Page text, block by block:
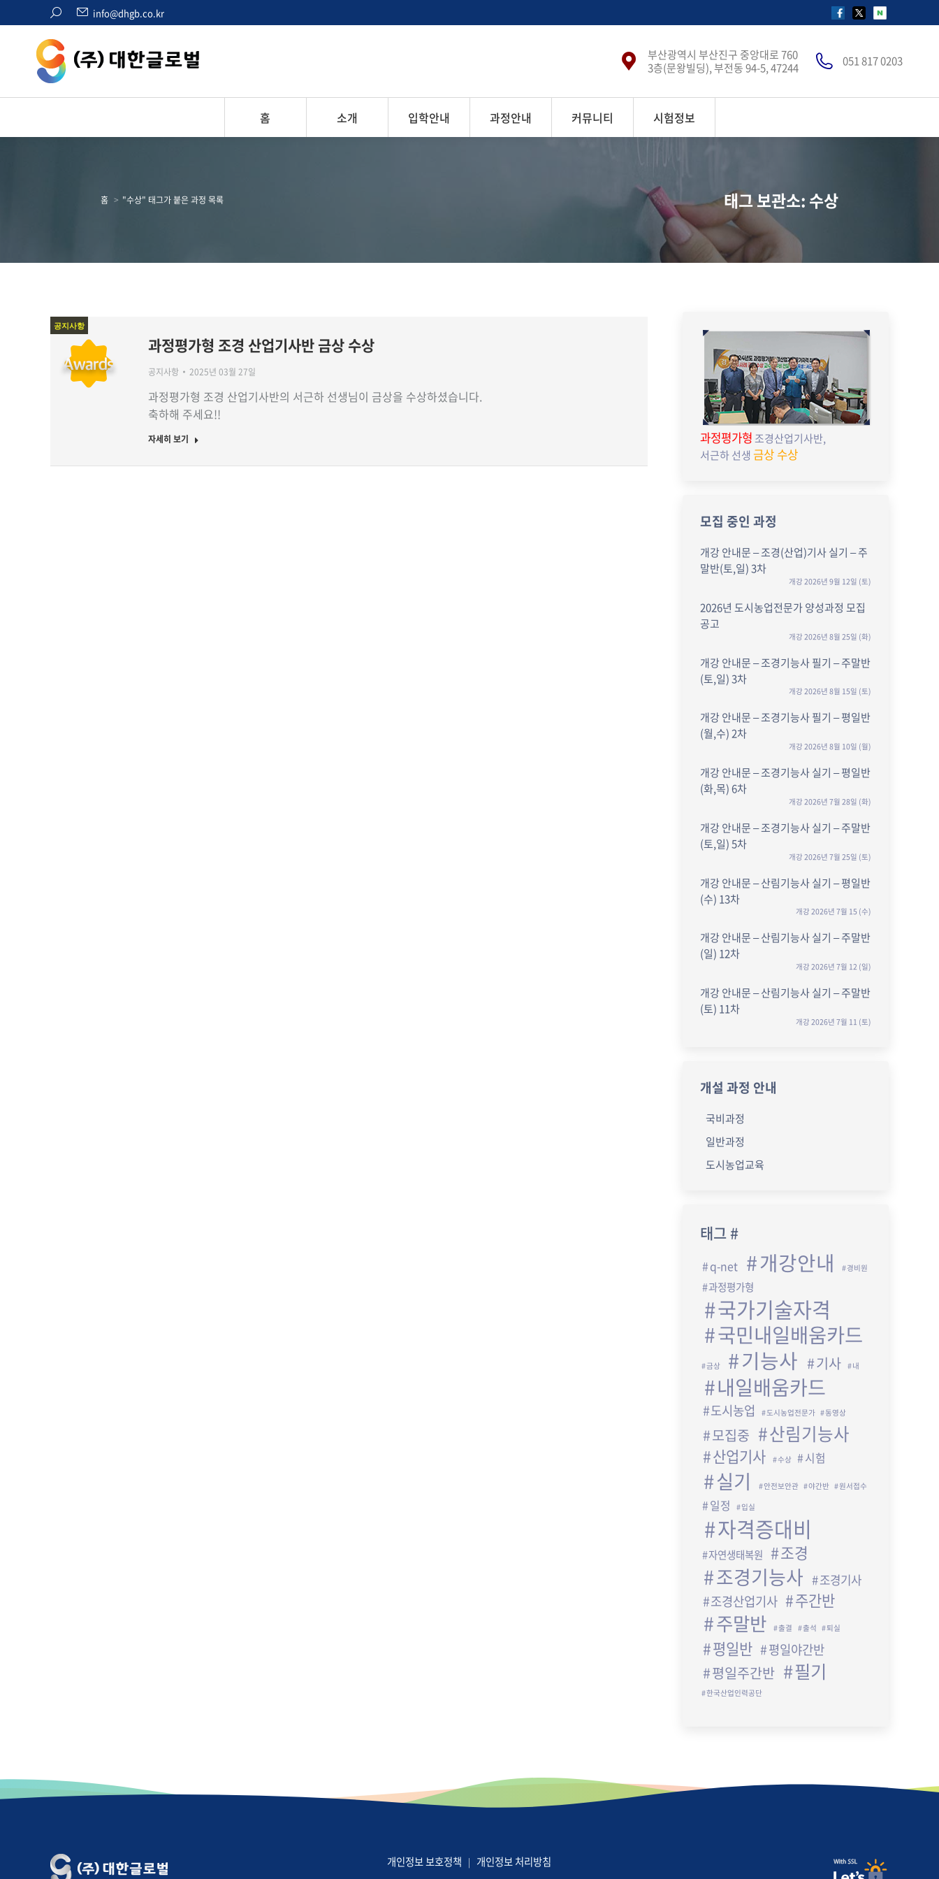
검
색:
info@dhgb.co.kr
페
스
페
에
X(구
위
페
네
버
로
부산광역시 부산진구 중앙대로 760
3층(문왕빌딩), 부전동 94-5, 47244
051 817 0203
홈 소개 입학안내 과정안내 커뮤니티 시험정보
홈 "수상" 태그가 붙은 과정 목록 태그 보관소: 수상
공지사항
과정평가형 조경 산업기사반 금상 수상
공지사항 2025년 03월 27일
과정평가형 조경 산업기사반의 서근하 선생님이 금상을 수상하셨습니다.
축하해 주세요!!
자세히 보기 과정평가형조경산업기사반,
서근하 선생 금상 수상
모집 중인 과정
개강 안내문 – 조경(산업)기사 실기 – 주
말반(토,일) 3차
개강 2026년 9월 12일 (토)
2026년 도시농업전문가 양성과정 모집
공고
개강 2026년 8월 25일 (화)
개강 안내문 – 조경기능사 필기 – 주말반
(토,일) 3차
개강 2026년 8월 15일 (토)
개강 안내문 – 조경기능사 필기 – 평일반
(월,수) 2차
개강 2026년 8월 10일 (월)
개강 안내문 – 조경기능사 실기 – 평일반
(화,목) 6차
개강 2026년 7월 28일 (화)
개강 안내문 – 조경기능사 실기 – 주말반
(토,일) 5차
개강 2026년 7월 25일 (토)
개강 안내문 – 산림기능사 실기 – 평일반
(수) 13차
개강 2026년 7월 15 (수)
개강 안내문 – 산림기능사 실기 – 주말반
(일) 12차
개강 2026년 7월 12 (일)
개강 안내문 – 산림기능사 실기 – 주말반
(토) 11차
개강 2026년 7월 11 (토)
개설 과정 안내
국비과정
일반과정
도시농업교육
태그 #
q-net 개강안내 경비원
과정평가형
국가기술자격
국민내일배움카드
금상 기능사 기사 내
내일배움카드
도시농업 도시농업전문가 동영상
모집중 산림기능사
산업기사 수상 시험
실기 안전보안관 야간반 원서접수
일정 입실
자격증대비
자연생태복원 조경
조경기능사 조경기사
조경산업기사 주간반
주말반 출결 출석 퇴실
평일반 평일야간반
평일주간반 필기
한국산업인력공단
개인정보 보호정책 개인정보 처리방침